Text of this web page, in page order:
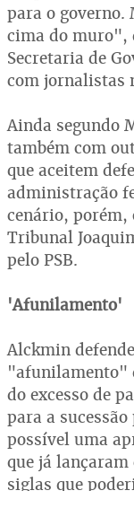
para o governo.
cima do muro",
Secretaria de
com jornalistas
Ainda segundo
também com
que aceitem
administração
cenário, porém,
Tribunal
pelo PSB.
'Afunilamento'
Alckmin
"afunilamento"
do excesso de
para a
possível uma
que já
siglas que